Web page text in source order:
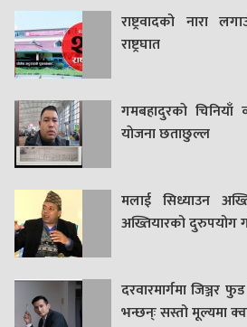
राष्ट्रवादको नारा
राष्ट्रघात
गमबहादुरकाे चिनियाँ
याेजना छताछुल्ल
मलाई सिध्याउन
अख्तियारको दुरुपयोग
दरवारमार्गमा जिञ्जर
भन्छन्ः सस्तो मूल्यमा